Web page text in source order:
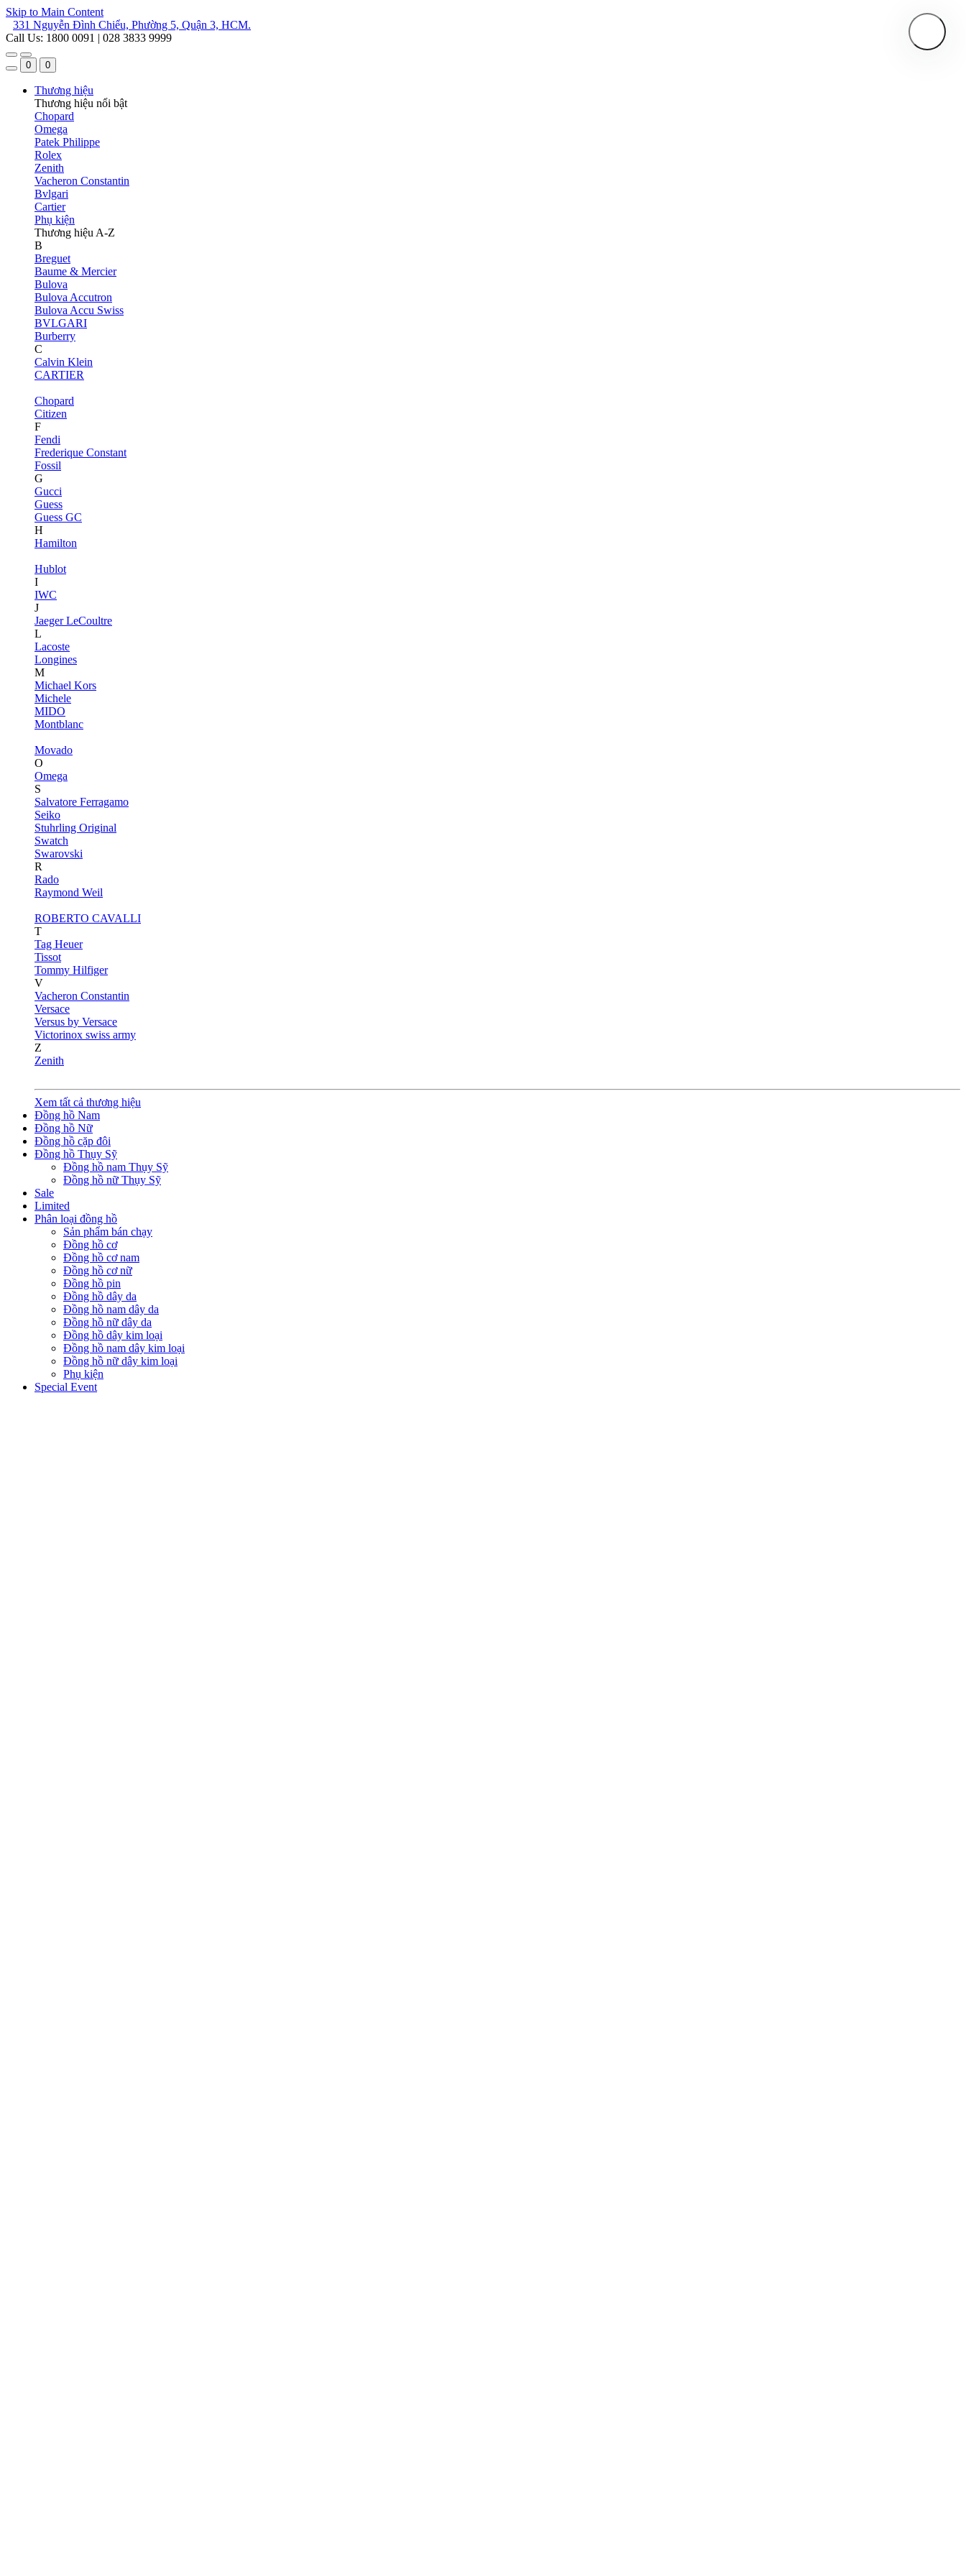
Skip to Main Content
331 Nguyễn Đình Chiểu, Phường 5, Quận 3, HCM.
Call Us: 1800 0091 | 028 3833 9999
0 0
Thương hiệu
Thương hiệu nổi bật
Chopard
Omega
Patek Philippe
Rolex
Zenith
Vacheron Constantin
Bvlgari
Cartier
Phụ kiện
Thương hiệu A-Z
B
Breguet
Baume & Mercier
Bulova
Bulova Accutron
Bulova Accu Swiss
BVLGARI
Burberry
C
Calvin Klein
CARTIER
Chopard
Citizen
F
Fendi
Frederique Constant
Fossil
G
Gucci
Guess
Guess GC
H
Hamilton
Hublot
I
IWC
J
Jaeger LeCoultre
L
Lacoste
Longines
M
Michael Kors
Michele
MIDO
Montblanc
Movado
O
Omega
S
Salvatore Ferragamo
Seiko
Stuhrling Original
Swatch
Swarovski
R
Rado
Raymond Weil
ROBERTO CAVALLI
T
Tag Heuer
Tissot
Tommy Hilfiger
V
Vacheron Constantin
Versace
Versus by Versace
Victorinox swiss army
Z
Zenith
Xem tất cả thương hiệu
Đồng hồ Nam
Đồng hồ Nữ
Đồng hồ cặp đôi
Đồng hồ Thụy Sỹ
Đồng hồ nam Thụy Sỹ
Đồng hồ nữ Thụy Sỹ
Sale
Limited
Phân loại đồng hồ
Sản phẩm bán chạy
Đồng hồ cơ
Đồng hồ cơ nam
Đồng hồ cơ nữ
Đồng hồ pin
Đồng hồ dây da
Đồng hồ nam dây da
Đồng hồ nữ dây da
Đồng hồ dây kim loại
Đồng hồ nam dây kim loại
Đồng hồ nữ dây kim loại
Phụ kiện
Special Event